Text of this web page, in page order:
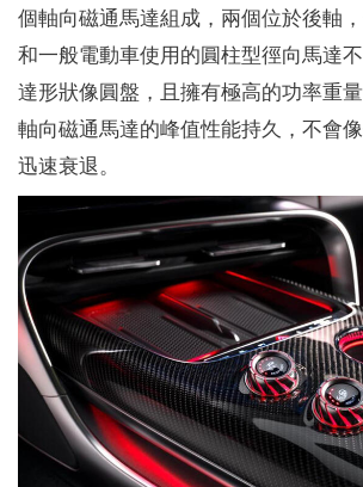
個軸向磁通馬達組成，兩個位於後軸，
和一般電動車使用的圓柱型徑向馬達
達形狀像圓盤，且擁有極高的功率重
軸向磁通馬達的峰值性能持久，不會
迅速衰退。